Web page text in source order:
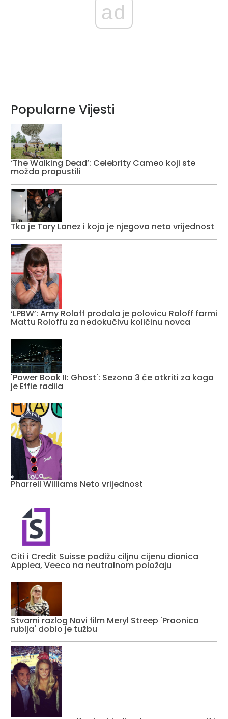
ad
Popularne Vijesti
‘The Walking Dead’: Celebrity Cameo koji ste
možda propustili
Tko je Tory Lanez i koja je njegova neto vrijednost
‘LPBW’: Amy Roloff prodala je polovicu Roloff farmi
Mattu Roloffu za nedokučivu količinu novca
'Power Book II: Ghost': Sezona 3 će otkriti za koga
je Effie radila
Pharrell Williams Neto vrijednost
Citi i Credit Suisse podižu ciljnu cijenu dionica
Applea, Veeco na neutralnom položaju
Stvarni razlog Novi film Meryl Streep 'Praonica
rublja' dobio je tužbu